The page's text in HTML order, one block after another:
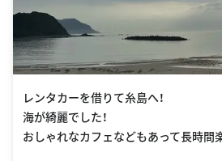
レンタカーを借りて糸島へ！
海が綺麗でした！
おしゃれなカフェなどもあって長時間